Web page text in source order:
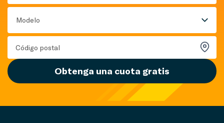
Modelo
Obtenga una cuota gratis